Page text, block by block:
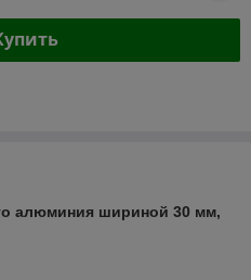
алюминия шириной 30 мм,